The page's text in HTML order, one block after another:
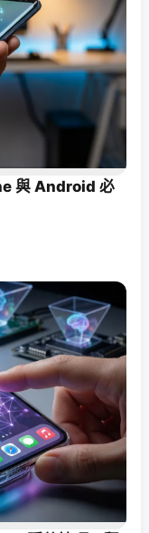
與 Android 必